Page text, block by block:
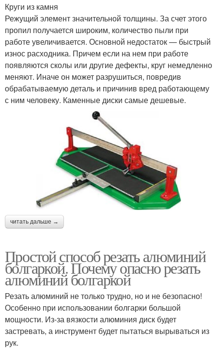
Круги из камня
Режущий элемент значительной толщины. За счет этого
пропил получается широким, количество пыли при
работе увеличивается. Основной недостаток — быстрый
износ расходника. Причем если на нем при работе
появляются сколы или другие дефекты, круг немедленно
меняют. Иначе он может разрушиться, повредив
обрабатываемую деталь и причинив вред работающему
с ним человеку. Каменные диски самые дешевые.
читать дальше →
Простой способ резать алюминий
болгаркой. Почему опасно резать
алюминий болгаркой
Резать алюминий не только трудно, но и не безопасно!
Особенно при использовании болгарки большой
мощности. Из-за вязкости алюминия диск будет
застревать, а инструмент будет пытаться вырываться из
рук.